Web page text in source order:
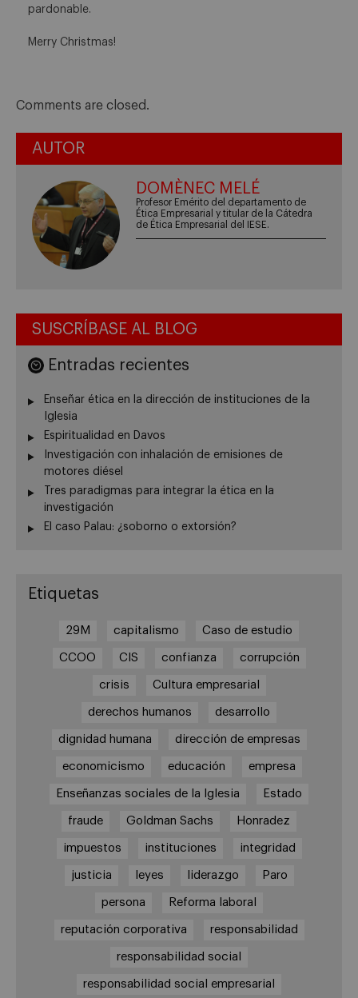
pardonable.
Merry Christmas!
Comments are closed.
AUTOR
DOMÈNEC MELÉ
Profesor Emérito del departamento de
Ética Empresarial y titular de la Cátedra
de Ética Empresarial del IESE.
SUSCRÍBASE AL BLOG
Entradas recientes
Enseñar ética en la dirección de instituciones de la
Iglesia
Espiritualidad en Davos
Investigación con inhalación de emisiones de
motores diésel
Tres paradigmas para integrar la ética en la
investigación
El caso Palau: ¿soborno o extorsión?
Etiquetas
29M capitalismo Caso de estudio
CCOO CIS confianza corrupción
crisis Cultura empresarial
derechos humanos desarrollo
dignidad humana dirección de empresas
economicismo educación empresa
Enseñanzas sociales de la Iglesia Estado
fraude Goldman Sachs Honradez
impuestos instituciones integridad
justicia leyes liderazgo Paro
persona Reforma laboral
reputación corporativa responsabilidad
responsabilidad social
responsabilidad social empresarial